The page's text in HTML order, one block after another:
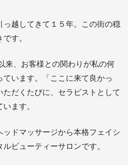
っ越してきて１５年。この街の穏
す。
来、お客様との関わりが私の何
ています。「ここに来て良かっ
ただくたびに、セラピストとして
ます。
ッドマッサージから本格フェイシ
ビューティーサロンです。